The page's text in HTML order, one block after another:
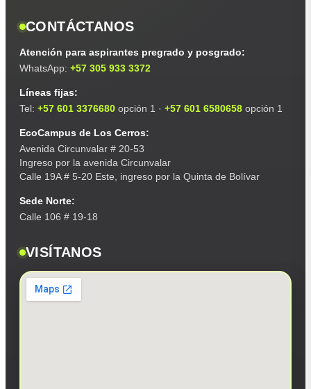
CONTÁCTANOS
Atención para aspirantes pregrado y posgrado:
WhatsApp: +57 305 933 3372
Líneas fijas:
Tel: +57 601 3376680 opción 1 · +57 601 6580658 opción 1
EcoCampus de Los Cerros:
Avenida Circunvalar # 20-53
Ingreso por la avenida Circunvalar
Calle 19A # 5-20 Este, ingreso por la Quinta de Bolívar
Sede Norte:
Calle 106 # 19-18
VISÍTANOS